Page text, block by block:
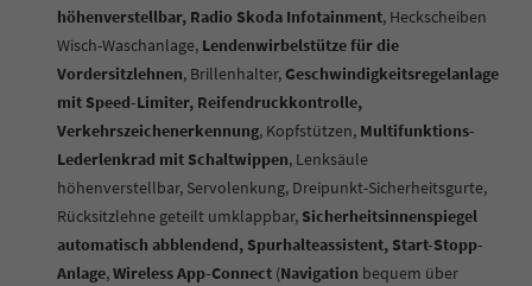
höhenverstellbar, Radio Skoda Infotainment, Heckscheiben
Wisch-Waschanlage, Lendenwirbelstütze für die
Vordersitzlehnen, Brillenhalter,Geschwindigkeitsregelanlage
mit Speed-Limiter, Reifendruckkontrolle,
Verkehrszeichenerkennung, Kopfstützen, Multifunktions-
Lederlenkrad mit Schaltwippen, Lenksäule
höhenverstellbar, Servolenkung, Dreipunkt-Sicherheitsgurte,
Rücksitzlehne geteilt umklappbar, Sicherheitsinnenspiegel
automatisch abblendend, Spurhalteassistent, Start-Stopp-
Anlage,Wireless App-Connect (Navigation bequem über